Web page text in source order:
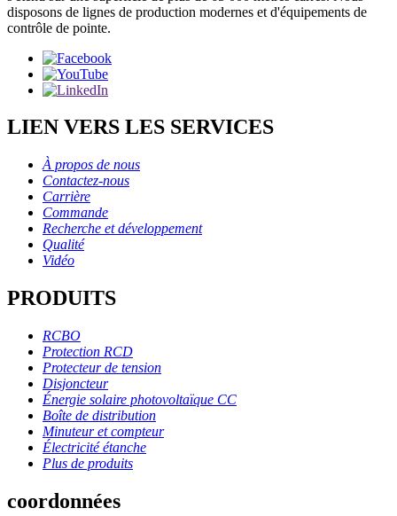
disposons de lignes de production modernes et d'équipements de
contrôle de pointe.
LIEN VERS LES SERVICES
À propos de nous
Contactez-nous
Carrière
Commande
Recherche et développement
Qualité
Vidéo
PRODUITS
RCBO
Protection RCD
Protecteur de tension
Disjoncteur
Énergie solaire photovoltaïque CC
Boîte de distribution
Minuteur et compteur
Électricité étanche
Plus de produits
coordonnées